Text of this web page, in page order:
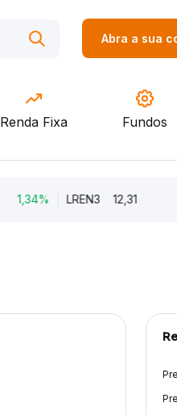
Abra a sua
Renda Fixa Fundos
1,34% LREN3 12,31